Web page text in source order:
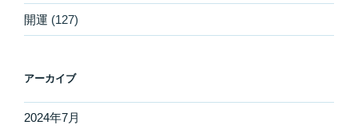
開運 (127)
アーカイブ
2024年7月